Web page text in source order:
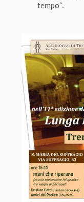
tempo”.